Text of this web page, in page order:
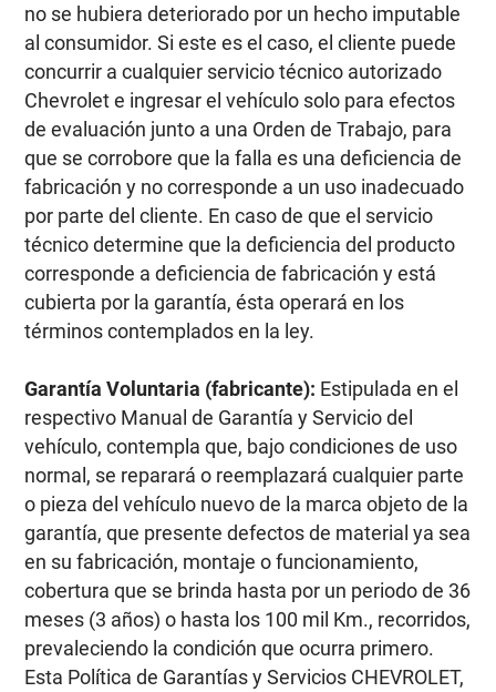
no se hubiera deteriorado por un hecho imputable
al consumidor. Si este es el caso, el cliente puede
concurrir a cualquier servicio técnico autorizado
Chevrolet e ingresar el vehículo solo para efectos
de evaluación junto a una Orden de Trabajo, para
que se corrobore que la falla es una deficiencia de
fabricación y no corresponde a un uso inadecuado
por parte del cliente. En caso de que el servicio
técnico determine que la deficiencia del producto
corresponde a deficiencia de fabricación y está
cubierta por la garantía, ésta operará en los
términos contemplados en la ley.
Garantía Voluntaria (fabricante): Estipulada en el
respectivo Manual de Garantía y Servicio del
vehículo, contempla que, bajo condiciones de uso
normal, se reparará o reemplazará cualquier parte
o pieza del vehículo nuevo de la marca objeto de la
garantía, que presente defectos de material ya sea
en su fabricación, montaje o funcionamiento,
cobertura que se brinda hasta por un periodo de 36
meses (3 años) o hasta los 100 mil Km., recorridos,
prevaleciendo la condición que ocurra primero.
Esta Política de Garantías y Servicios CHEVROLET,